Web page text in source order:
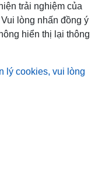
trải nghiệm của
lòng nhấn đồng ý
hiển thị lại thông
lý cookies, vui lòng